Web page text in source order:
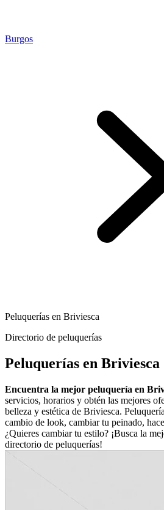
Burgos
Peluquerías en Briviesca
Directorio de peluquerías
Peluquerías en Briviesca
Encuentra la mejor peluquería en
servicios, horarios y obtén las mejores
belleza y estética de Briviesca.
cambio de look, cambiar tu peinado,
¿Quieres cambiar tu estilo? ¡Busca la
directorio de peluquerías!